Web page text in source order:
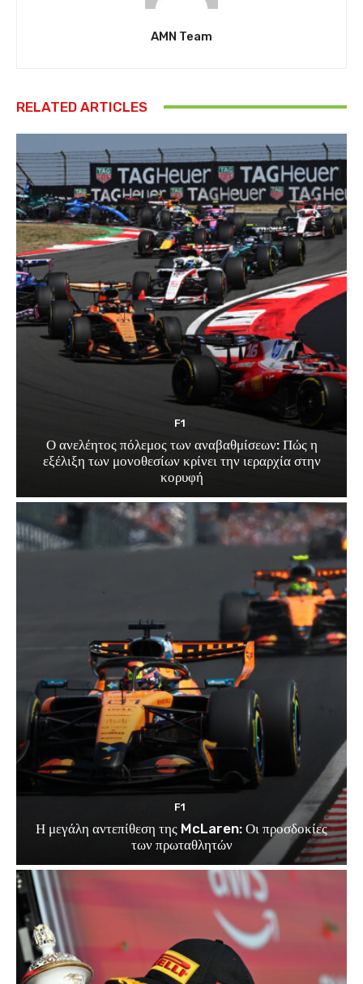
AMN Team
RELATED ARTICLES
F1
Ο ανελέητος πόλεμος των αναβαθμίσεων: Πώς η
εξέλιξη των μονοθεσίων κρίνει την ιεραρχία στην
κορυφή
F1
Η μεγάλη αντεπίθεση της McLaren: Οι προσδοκίες
των πρωταθλητών